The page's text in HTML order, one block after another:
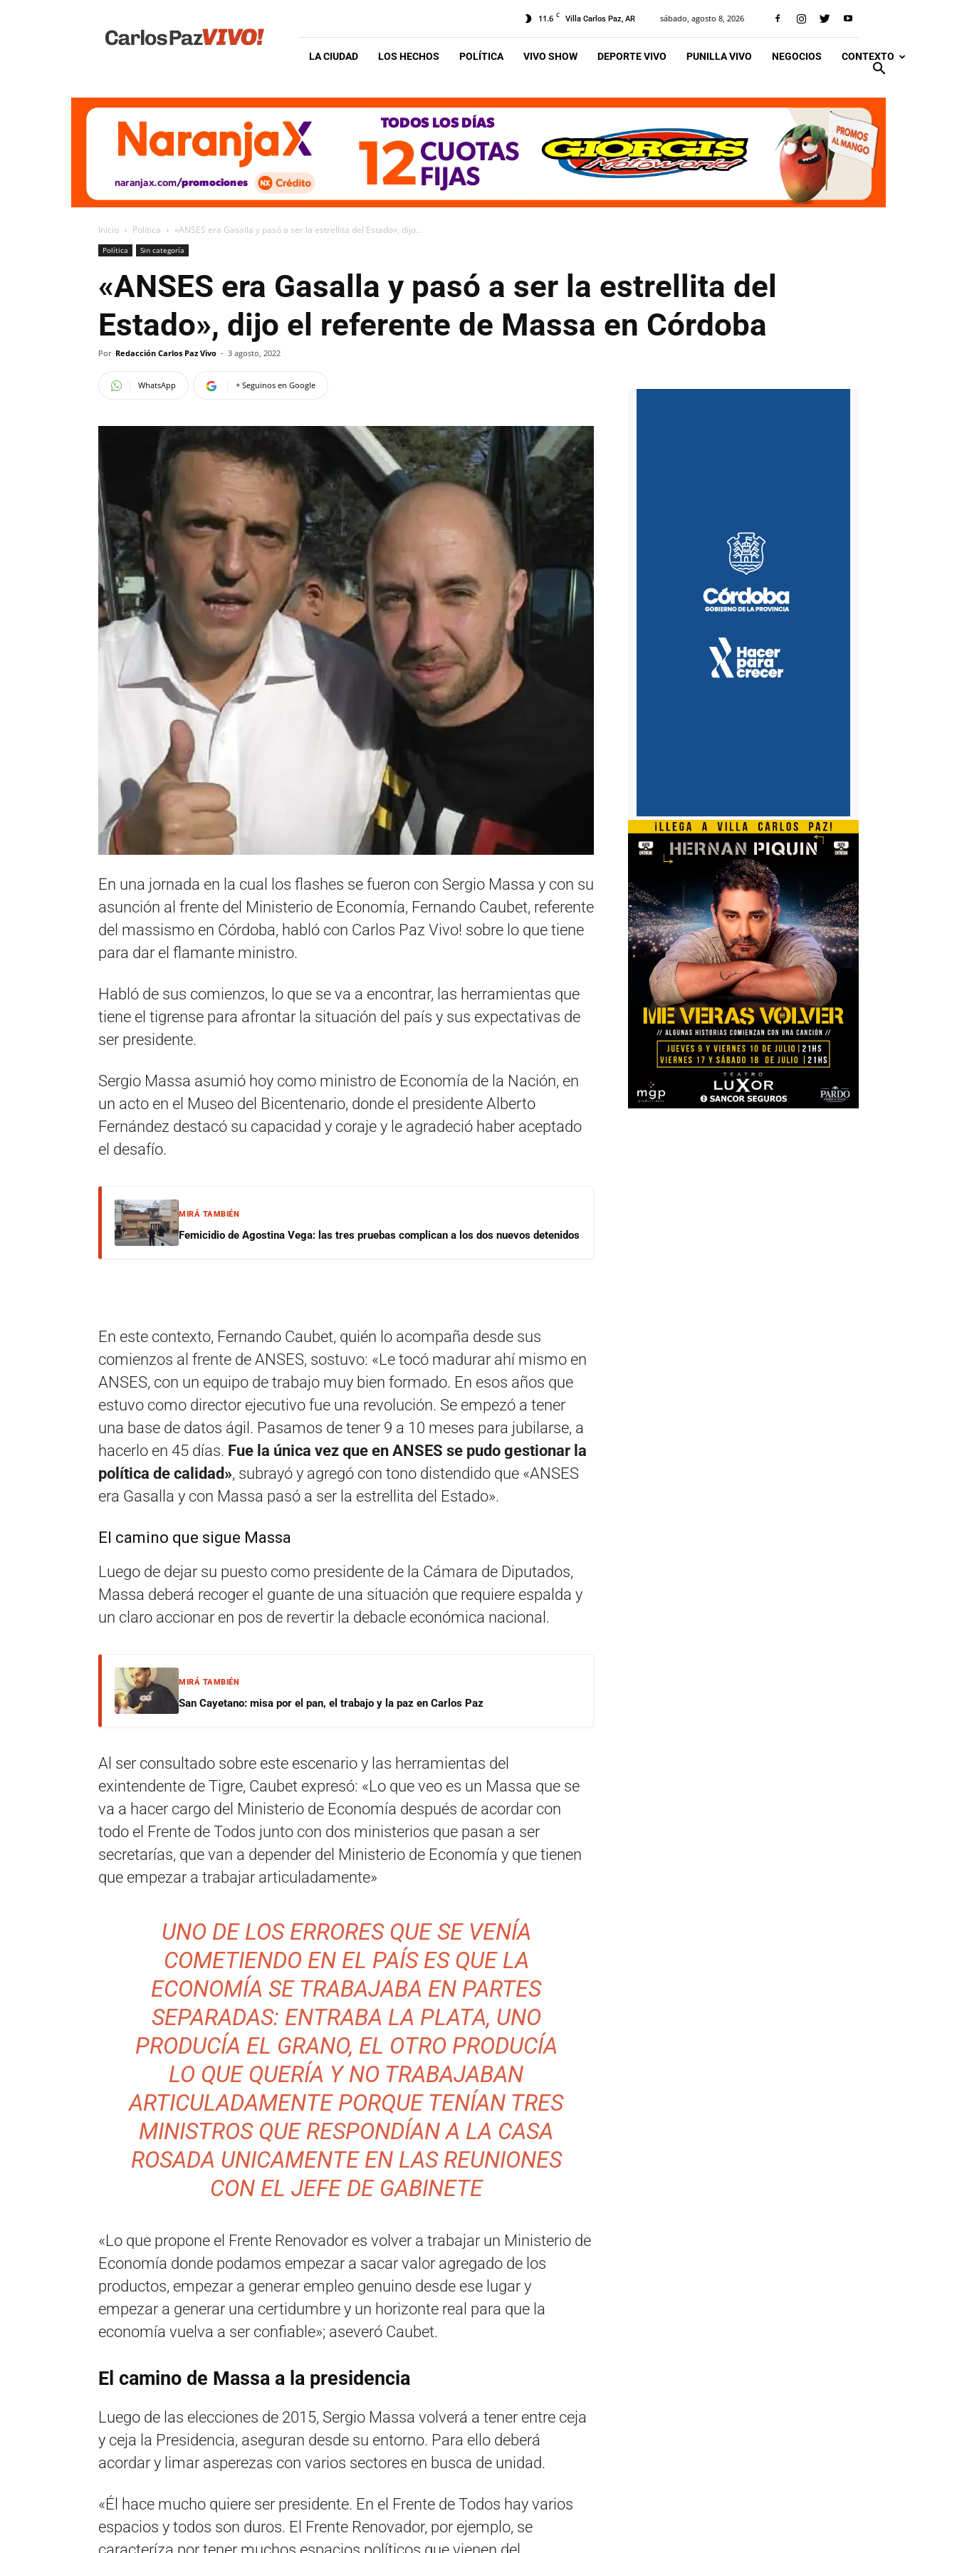
Vivo
11.6 C Villa Carlos Paz, AR sábado, agosto 8, 2026
LA CIUDAD LOS HECHOS POLÍTICA VIVO SHOW DEPORTE VIVO PUNILLA VIVO NEGOCIOS CONTEXTO
Inicio Política «ANSES era Gasalla y pasó a ser la estrellita del Estado», dijo...
Política Sin categoría
«ANSES era Gasalla y pasó a ser la estrellita del
Estado», dijo el referente de Massa en Córdoba
Por Redacción Carlos Paz Vivo - 3 agosto, 2022
WhatsApp + Seguinos en Google
En una jornada en la cual los flashes se fueron con Sergio Massa y con su
asunción al frente del Ministerio de Economía, Fernando Caubet, referente
del massismo en Córdoba, habló con Carlos Paz Vivo! sobre lo que tiene
para dar el flamante ministro.
Habló de sus comienzos, lo que se va a encontrar, las herramientas que
tiene el tigrense para afrontar la situación del país y sus expectativas de
ser presidente.
Sergio Massa asumió hoy como ministro de Economía de la Nación, en
un acto en el Museo del Bicentenario, donde el presidente Alberto
Fernández destacó su capacidad y coraje y le agradeció haber aceptado
el desafío.
MIRÁ TAMBIÉN
Femicidio de Agostina Vega: las tres pruebas complican a los dos nuevos detenidos
En este contexto, Fernando Caubet, quién lo acompaña desde sus
comienzos al frente de ANSES, sostuvo: «Le tocó madurar ahí mismo en
ANSES, con un equipo de trabajo muy bien formado. En esos años que
estuvo como director ejecutivo fue una revolución. Se empezó a tener
una base de datos ágil. Pasamos de tener 9 a 10 meses para jubilarse, a
hacerlo en 45 días. Fue la única vez que en ANSES se pudo gestionar la
política de calidad», subrayó y agregó con tono distendido que «ANSES
era Gasalla y con Massa pasó a ser la estrellita del Estado».
El camino que sigue Massa
Luego de dejar su puesto como presidente de la Cámara de Diputados,
Massa deberá recoger el guante de una situación que requiere espalda y
un claro accionar en pos de revertir la debacle económica nacional.
MIRÁ TAMBIÉN
San Cayetano: misa por el pan, el trabajo y la paz en Carlos Paz
Al ser consultado sobre este escenario y las herramientas del
exintendente de Tigre, Caubet expresó: «Lo que veo es un Massa que se
va a hacer cargo del Ministerio de Economía después de acordar con
todo el Frente de Todos junto con dos ministerios que pasan a ser
secretarías, que van a depender del Ministerio de Economía y que tienen
que empezar a trabajar articuladamente»
UNO DE LOS ERRORES QUE SE VENÍA
COMETIENDO EN EL PAÍS ES QUE LA
ECONOMÍA SE TRABAJABA EN PARTES
SEPARADAS: ENTRABA LA PLATA, UNO
PRODUCÍA EL GRANO, EL OTRO PRODUCÍA
LO QUE QUERÍA Y NO TRABAJABAN
ARTICULADAMENTE PORQUE TENÍAN TRES
MINISTROS QUE RESPONDÍAN A LA CASA
ROSADA UNICAMENTE EN LAS REUNIONES
CON EL JEFE DE GABINETE
«Lo que propone el Frente Renovador es volver a trabajar un Ministerio de
Economía donde podamos empezar a sacar valor agregado de los
productos, empezar a generar empleo genuino desde ese lugar y
empezar a generar una certidumbre y un horizonte real para que la
economía vuelva a ser confiable»; aseveró Caubet.
El camino de Massa a la presidencia
Luego de las elecciones de 2015, Sergio Massa volverá a tener entre ceja
y ceja la Presidencia, aseguran desde su entorno. Para ello deberá
acordar y limar asperezas con varios sectores en busca de unidad.
«Él hace mucho quiere ser presidente. En el Frente de Todos hay varios
espacios y todos son duros. El Frente Renovador, por ejemplo, se